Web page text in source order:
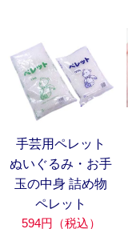
手芸用ペレット
ぬいぐるみ・お手
玉の中身 詰め物
ペレット
594円（税込）